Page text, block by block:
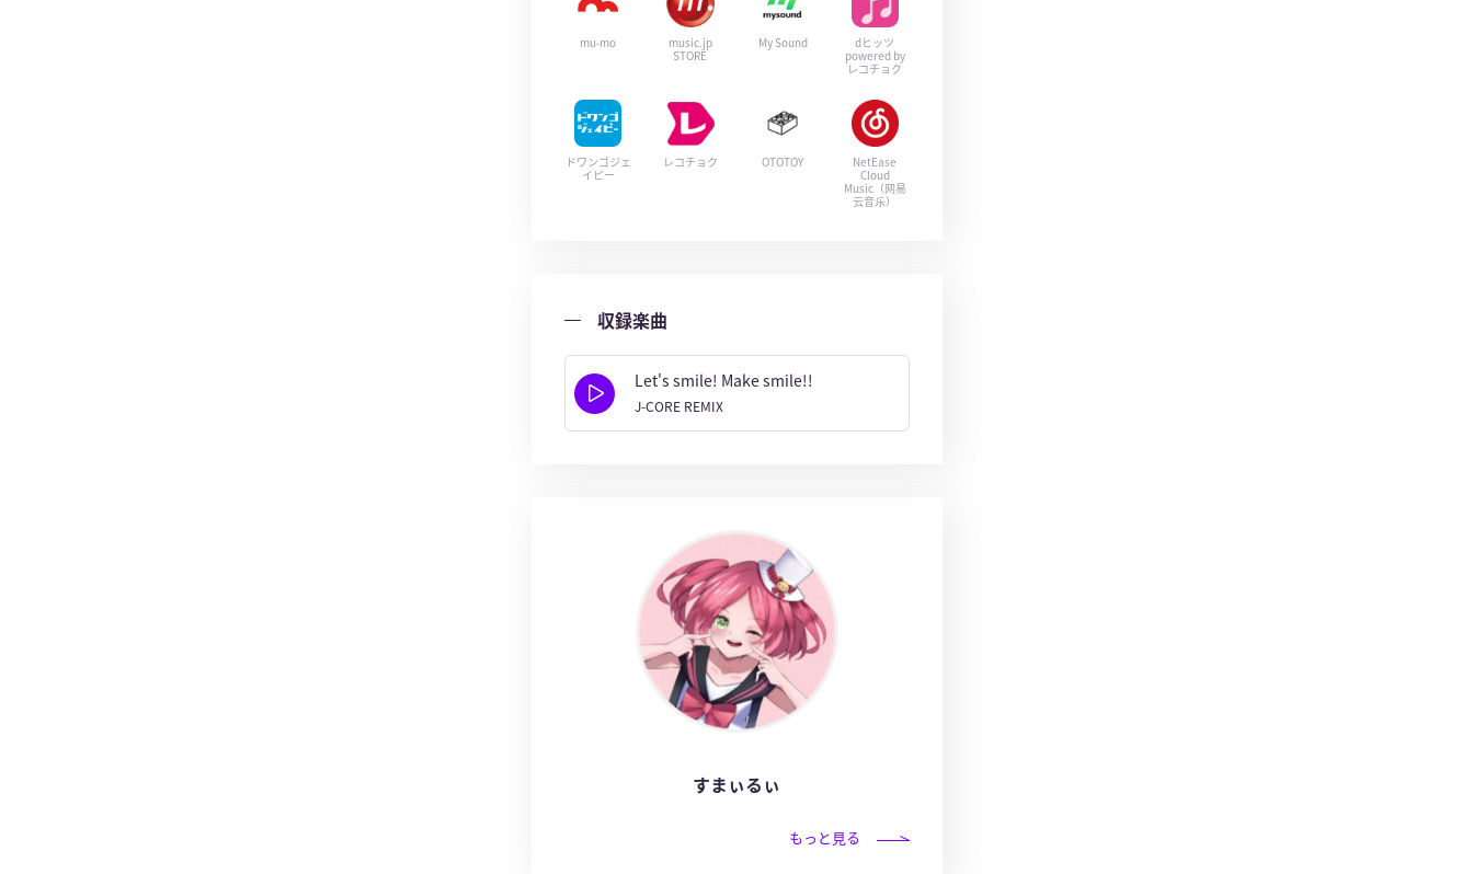
mu-mo
music.jp
STORE
My Sound
dヒッツ
powered by
レコチョク
ドワンゴジェ
イピー
レコチョク OTOTOY
NetEase
Cloud
Music（网易
云音乐）
収録楽曲
Let's smile! Make smile!!
J-CORE REMIX
すまぃるぃ
もっと見る